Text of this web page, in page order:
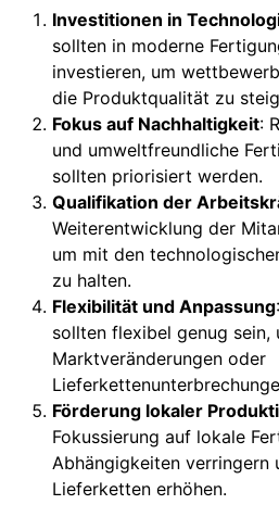
Investitionen in
sollten in moderne
investieren, um
die Produktqualität zu
Fokus auf Nachhaltigkeit:
und umweltfreundliche
sollten priorisiert werden.
Qualifikation der
Weiterentwicklung der
um mit den
zu halten.
Flexibilität und Anpassung
sollten flexibel genug sein,
Marktveränderungen oder
Förderung lokaler
Fokussierung auf lokale
Abhängigkeiten verringern
Lieferketten erhöhen.